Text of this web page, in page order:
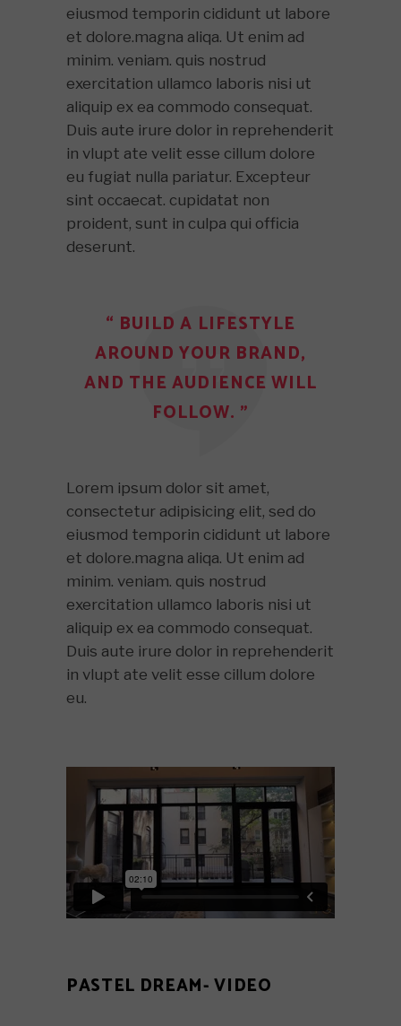
eiusmod temporin cididunt ut labore
et dolore.magna aliqa. Ut enim ad
minim. veniam. quis nostrud
exercitation ullamco laboris nisi ut
aliquip ex ea commodo consequat.
Duis aute irure dolor in reprehenderit
in vlupt ate velit esse cillum dolore
eu fugiat nulla pariatur. Excepteur
sint occaecat. cupidatat non
proident, sunt in culpa qui officia
deserunt.
“ BUILD A LIFESTYLE
AROUND YOUR BRAND,
AND THE AUDIENCE WILL
FOLLOW. ”
Lorem ipsum dolor sit amet,
consectetur adipisicing elit, sed do
eiusmod temporin cididunt ut labore
et dolore.magna aliqa. Ut enim ad
minim. veniam. quis nostrud
exercitation ullamco laboris nisi ut
aliquip ex ea commodo consequat.
Duis aute irure dolor in reprehenderit
in vlupt ate velit esse cillum dolore
eu.
PASTEL DREAM- VIDEO